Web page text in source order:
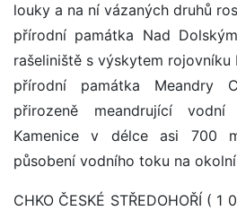
louky a na ní vázaných druhů
přírodní památka Nad
rašeliniště s výskytem rojovníku
přírodní památka Meandry
přirozeně meandrující
Kamenice v délce asi 700
působení vodního toku na
CHKO ČESKÉ STŘEDOHOŘÍ (